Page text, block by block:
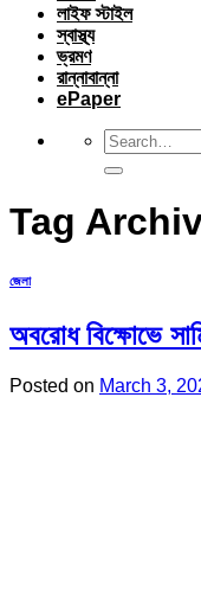
লাইফ স্টাইল
স্বাস্থ্য
ভ্রমণ
রান্নাবান্না
ePaper
Tag
জেলা
অবরোধ বিক্ষোভে
Posted on March 3,